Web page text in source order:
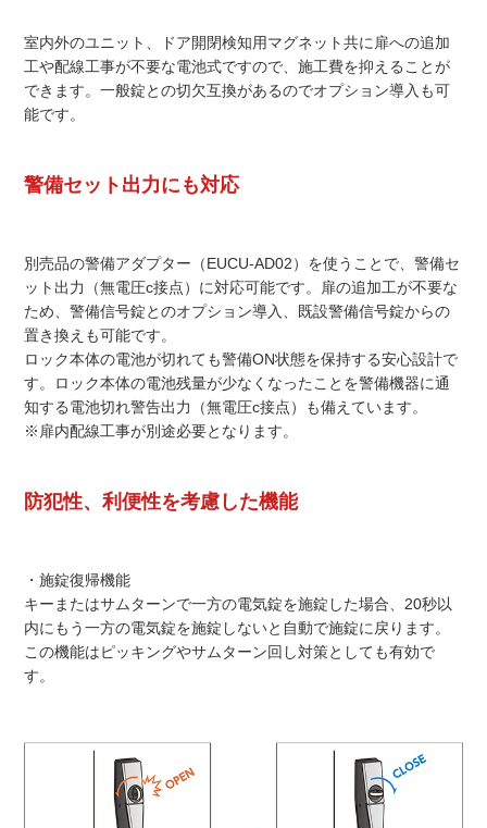
室内外のユニット、ドア開閉検知用マグネット共に扉への追加
工や配線工事が不要な電池式ですので、施工費を抑えることが
できます。一般錠との切欠互換があるのでオプション導入も可
能です。
警備セット出力にも対応
別売品の警備アダプター（EUCU-AD02）を使うことで、警備セ
ット出力（無電圧c接点）に対応可能です。扉の追加工が不要な
ため、警備信号錠とのオプション導入、既設警備信号錠からの
置き換えも可能です。
ロック本体の電池が切れても警備ON状態を保持する安心設計で
す。ロック本体の電池残量が少なくなったことを警備機器に通
知する電池切れ警告出力（無電圧c接点）も備えています。
※扉内配線工事が別途必要となります。
防犯性、利便性を考慮した機能
・施錠復帰機能
キーまたはサムターンで一方の電気錠を施錠した場合、20秒以
内にもう一方の電気錠を施錠しないと自動で施錠に戻ります。
この機能はピッキングやサムターン回し対策としても有効で
す。